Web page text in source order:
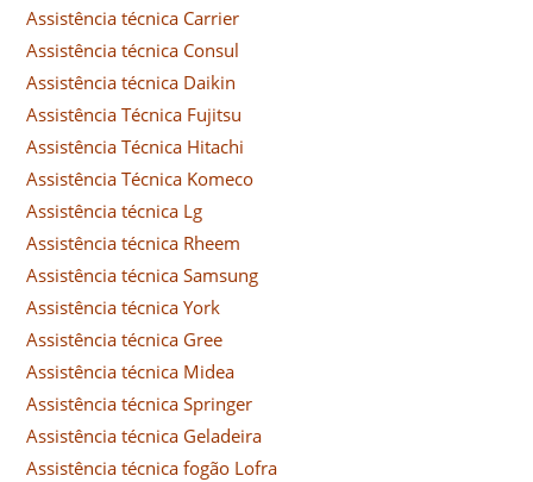
Assistência técnica Carrier
Assistência técnica Consul
Assistência técnica Daikin
Assistência Técnica Fujitsu
Assistência Técnica Hitachi
Assistência Técnica Komeco
Assistência técnica Lg
Assistência técnica Rheem
Assistência técnica Samsung
Assistência técnica York
Assistência técnica Gree
Assistência técnica Midea
Assistência técnica Springer
Assistência técnica Geladeira
Assistência técnica fogão Lofra